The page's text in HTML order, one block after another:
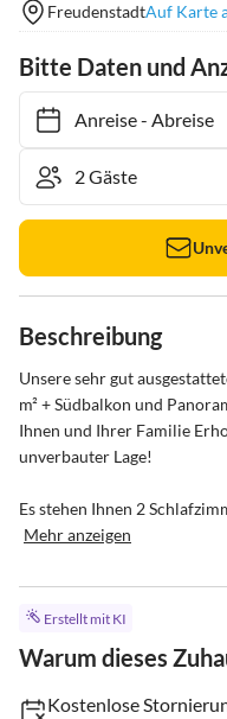
FreudenstadtAuf Karte
Bitte Daten und
Anreise- Abreise
Beschreibung
Unsere sehr gut
m² + Südbalkon und
Ihnen und Ihrer Familie
unverbauter Lage!
Es stehen Ihnen 2
Mehr anzeigen
Erstellt mit KI
Warum dieses
Kostenlose